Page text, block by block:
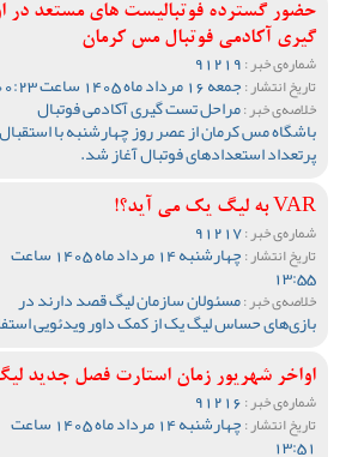
حضور گسترده فوتبالیست های مستعد در
گیری آکادمی فوتبال مس کرمان
شماره‌ی خبر :
تاریخ انتشار :جمعه 16 مرداد ماه 1405 ساعت 00:23
خلاصه‌ی خبر :مراحل تست گیری آکادمی فوتبال
باشگاه مس کرمان از عصر روز چهارشنبه با استقبال
پرتعداد استعدادهای فوتبال آغاز شد.
VAR به لیگ یک می آید؟!
شماره‌ی خبر :
تاریخ انتشار : چهارشنبه 14 مرداد ماه 1405 ساعت
13:55
خلاصه‌ی خبر :مسئولان سازمان لیگ قصد دارند در
بازی‌های حساس لیگ یک از کمک داور ویدئویی
اواخر شهریور زمان استارت فصل جدید
شماره‌ی خبر :
تاریخ انتشار : چهارشنبه 14 مرداد ماه 1405 ساعت
13:51